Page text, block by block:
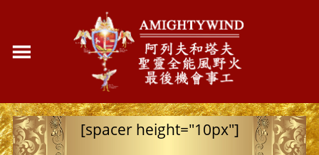
[spacer height="10px"]